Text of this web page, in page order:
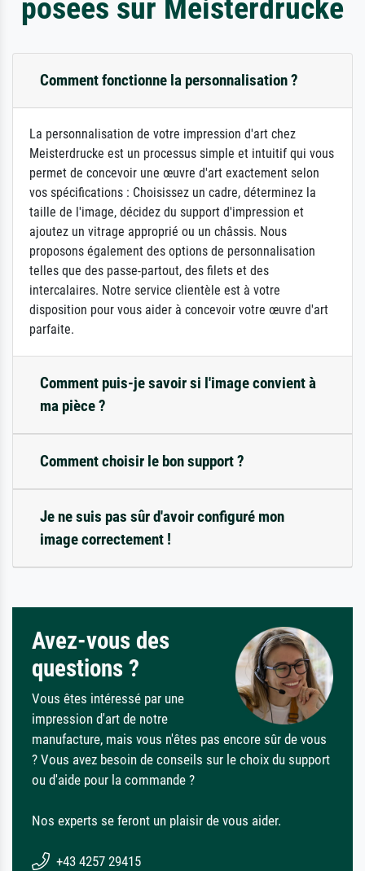
posées sur Meisterdrucke
Comment fonctionne la personnalisation ?
La personnalisation de votre impression d'art chez
Meisterdrucke est un processus simple et intuitif qui vous
permet de concevoir une œuvre d'art exactement selon
vos spécifications : Choisissez un cadre, déterminez la
taille de l'image, décidez du support d'impression et
ajoutez un vitrage approprié ou un châssis. Nous
proposons également des options de personnalisation
telles que des passe-partout, des filets et des
intercalaires. Notre service clientèle est à votre
disposition pour vous aider à concevoir votre œuvre d'art
parfaite.
Comment puis-je savoir si l'image convient à
ma pièce ?
Comment choisir le bon support ?
Je ne suis pas sûr d'avoir configuré mon
image correctement !
Avez-vous des
questions ?
Vous êtes intéressé par une
impression d'art de notre
manufacture, mais vous n'êtes pas encore sûr de vous
? Vous avez besoin de conseils sur le choix du support
ou d'aide pour la commande ?
Nos experts se feront un plaisir de vous aider.
+43 4257 29415